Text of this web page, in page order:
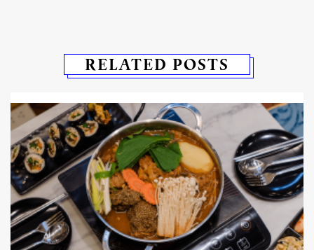
RELATED POSTS